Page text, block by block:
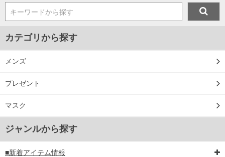
キーワードから探す
カテゴリから探す
メンズ
プレゼント
マスク
ジャンルから探す
■新着アイテム情報